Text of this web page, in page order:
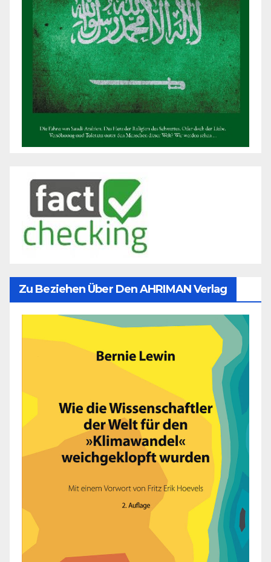
Zu Beziehen Über Den AHRIMAN Verlag